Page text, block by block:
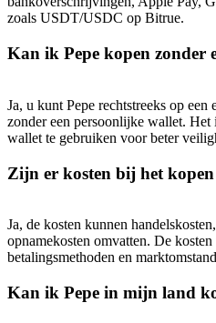
zoals USDT/USDC op Bitrue.
Kan ik Pepe kopen zonder
Ja, u kunt Pepe rechtstreeks op
zonder een persoonlijke wallet. Het
wallet te gebruiken voor beter
Zijn er kosten bij het kopen
Ja, de kosten kunnen
opnamekosten omvatten. De
betalingsmethoden en
Kan ik Pepe in mijn land